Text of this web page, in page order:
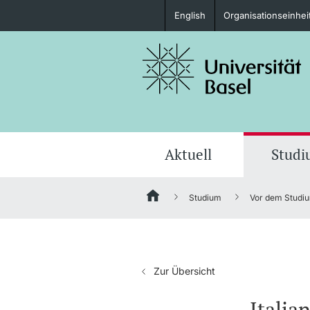
Studieninteressierte
Fördernde & Alumni
English
Aktuell
Studium Vor dem
Zur Übersicht